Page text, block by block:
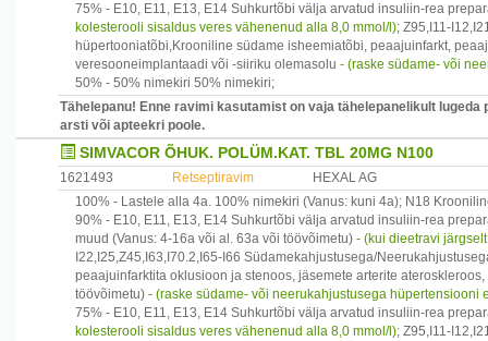
75% - E10, E11, E13, E14 Suhkurtõbi välja arvatud insuliin-rea
kolesterooli sisaldus veres vähenenud alla 8,0 mmol/l); Z95,I11-
hüpertooniatõbi,Krooniline südame isheemiatõbi, peaajuinfarkt,
veresooneimplantaadi või -siiriku olemasolu - (raske südame- või
50% - 50% nimekiri 50% nimekiri;
Tähelepanu! Enne ravimi kasutamist on vaja tähelepanelikult
arsti või apteekri poole.
SIMVACOR ÕHUK. POLÜM.KAT. TBL 20MG N100
1621493 Retseptiravim
HEXAL AG
100% - Lastele alla 4a. 100% nimekiri (Vanus: kuni 4a); N18
90% - E10, E11, E13, E14 Suhkurtõbi välja arvatud insuliin-rea
muud (Vanus: 4-16a või al. 63a või töövõimetu) - (kui dieetravi
I22,I25,Z45,I63,I70.2,I65-I66 Südamekahjustusega/
peaajuinfarktita oklusioon ja stenoos, jäsemete arterite
töövõimetu) - (raske südame- või neerukahjustusega hüpertensiooni
75% - E10, E11, E13, E14 Suhkurtõbi välja arvatud insuliin-rea
kolesterooli sisaldus veres vähenenud alla 8,0 mmol/l); Z95,I11-